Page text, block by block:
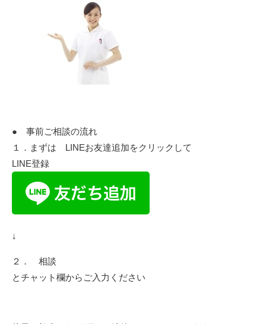
● 事前ご相談の流れ
１．まずは LINEお友達追加をクリックして
LINE登録
↓
２． 相談
とチャット欄からご入力ください